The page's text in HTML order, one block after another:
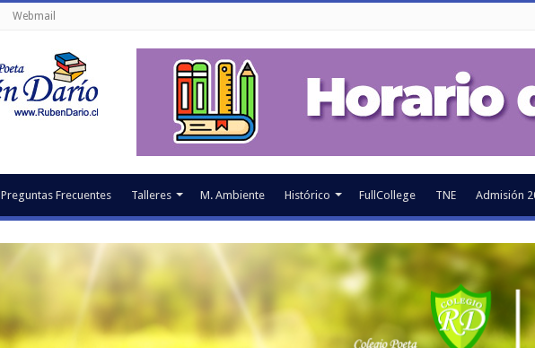
Webmail
Preguntas Frecuentes Talleres M. Ambiente Histórico FullCollege TNE Admisión